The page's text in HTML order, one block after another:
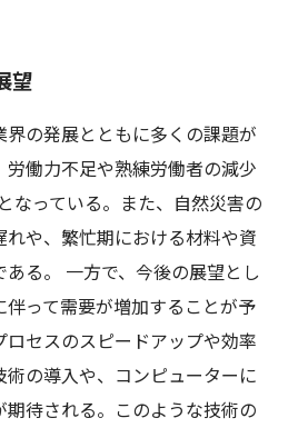
望
の発展とともに多くの課題が
働力不足や熟練労働者の減少
なっている。また、自然災害の
や、繁忙期における材料や資
る。 一方で、今後の展望とし
って需要が増加することが予
セスのスピードアップや効率
の導入や、コンピューターに
待される。このような技術の